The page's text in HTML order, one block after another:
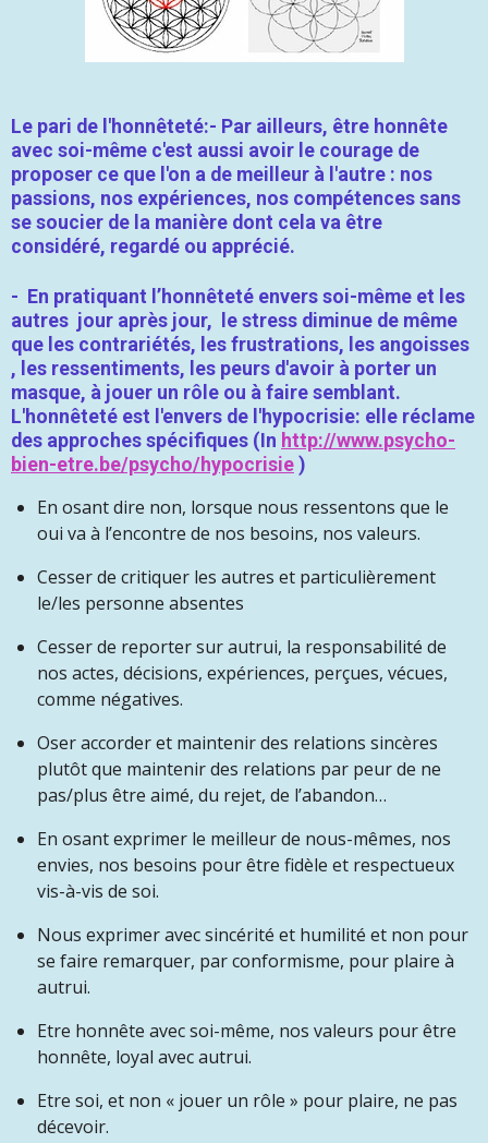
Le pari de l'honnêteté:- Par ailleurs, être honnête
avec soi-même c'est aussi avoir le courage de
proposer ce que l'on a de meilleur à l'autre : nos
passions, nos expériences, nos compétences sans
se soucier de la manière dont cela va être
considéré, regardé ou apprécié.
- En pratiquant l’honnêteté envers soi-même et les
autres jour après jour, le stress diminue de même
que les contrariétés, les frustrations, les angoisses
, les ressentiments, les peurs d'avoir à porter un
masque, à jouer un rôle ou à faire semblant.
L'honnêteté est l'envers de l'hypocrisie: elle réclame
des approches spécifiques (In http://www.psycho-
bien-etre.be/psycho/hypocrisie)
En osant dire non, lorsque nous ressentons que le
oui va à l’encontre de nos besoins, nos valeurs.
Cesser de critiquer les autres et particulièrement
le/les personne absentes
Cesser de reporter sur autrui, la responsabilité de
nos actes, décisions, expériences, perçues, vécues,
comme négatives.
Oser accorder et maintenir des relations sincères
plutôt que maintenir des relations par peur de ne
pas/plus être aimé, du rejet, de l’abandon…
En osant exprimer le meilleur de nous-mêmes, nos
envies, nos besoins pour être fidèle et respectueux
vis-à-vis de soi.
Nous exprimer avec sincérité et humilité et non pour
se faire remarquer, par conformisme, pour plaire à
autrui.
Etre honnête avec soi-même, nos valeurs pour être
honnête, loyal avec autrui.
Etre soi, et non « jouer un rôle » pour plaire, ne pas
décevoir.